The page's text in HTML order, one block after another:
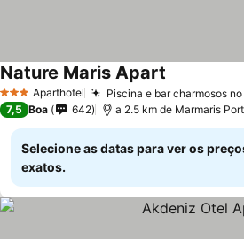
3 EstrelasAparthotel Piscina e bar charmosos
Nature Maris Apart
7,5 Boa 642 a 2.5 km de Marmaris Port
Selecione as datas para ver os
exatos.